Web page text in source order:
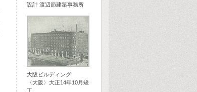
設計 渡辺節建築事務所
大阪ビルディング
〈大阪〉大正14年10月竣
工